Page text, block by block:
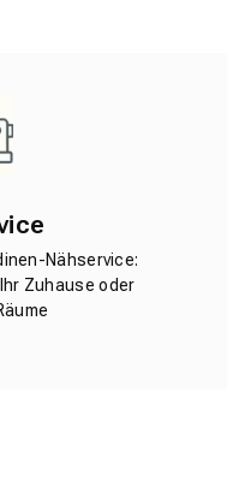
Nähservice:
Zuhause oder